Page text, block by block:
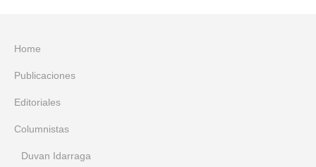
Home
Publicaciones
Editoriales
Columnistas
Duvan Idarraga